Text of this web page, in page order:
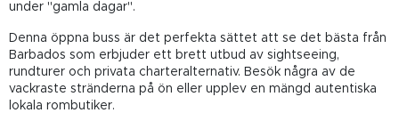
under "gamla dagar".
Denna öppna buss är det perfekta sättet att se det bästa från
Barbados som erbjuder ett brett utbud av sightseeing,
rundturer och privata charteralternativ. Besök några av de
vackraste stränderna på ön eller upplev en mängd autentiska
lokala rombutiker.